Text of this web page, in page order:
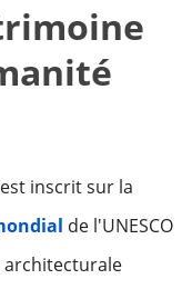
inscrit sur la
de l'UNESCO
architecturale